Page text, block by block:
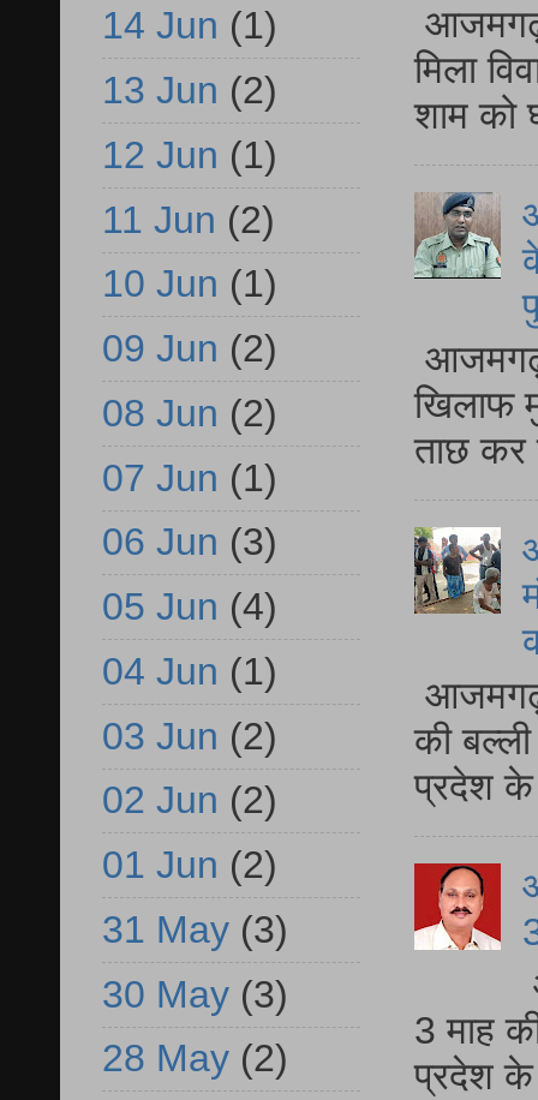
आजमगढ़
मिला
शाम को
आजमगढ़
खिलाफ
ताछ कर
आजमगढ़
की
प्रदेश
3 माह
प्रदेश
14 Jun (1)
13 Jun (2)
12 Jun (1)
11 Jun (2)
10 Jun (1)
09 Jun (2)
08 Jun (2)
07 Jun (1)
06 Jun (3)
05 Jun (4)
04 Jun (1)
03 Jun (2)
02 Jun (2)
01 Jun (2)
31 May (3)
30 May (3)
28 May (2)